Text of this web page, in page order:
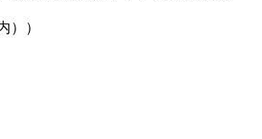
））